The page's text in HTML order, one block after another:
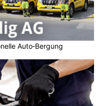
Auto‑Bergung